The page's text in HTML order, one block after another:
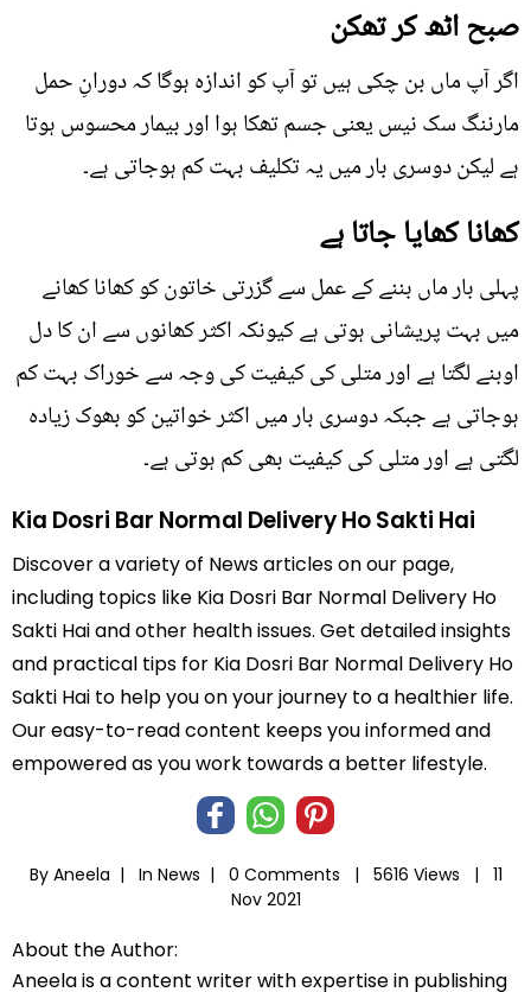
صبح اٹھ کر تھکن
اگر آپ ماں بن چکی ہیں تو آپ کو اندازہ ہوگا کہ دورانِ حمل
مارننگ سک نیس یعنی جسم تھکا ہوا اور بیمار محسوس ہوتا
ہے لیکن دوسری بار میں یہ تکلیف بہت کم ہوجاتی ہے۔
کھانا کھایا جاتا ہے
پہلی بار ماں بننے کے عمل سے گزرتی خاتون کو کھانا کھانے
میں بہت پریشانی ہوتی ہے کیونکہ اکثر کھانوں سے ان کا دل
اوبنے لگتا ہے اور متلی کی کیفیت کی وجہ سے خوراک بہت کم
ہوجاتی ہے جبکہ دوسری بار میں اکثر خواتین کو بھوک زیادہ
لگتی ہے اور متلی کی کیفیت بھی کم ہوتی ہے۔
Kia Dosri Bar Normal Delivery Ho Sakti Hai
Discover a variety of News articles on our page,
including topics like Kia Dosri Bar Normal Delivery Ho
Sakti Hai and other health issues. Get detailed insights
and practical tips for Kia Dosri Bar Normal Delivery Ho
Sakti Hai to help you on your journey to a healthier life.
Our easy-to-read content keeps you informed and
empowered as you work towards a better lifestyle.
By Aneela | In News | 0 Comments | 5616 Views |
11
Nov 2021
About the Author:
Aneela is a content writer with expertise in publishing